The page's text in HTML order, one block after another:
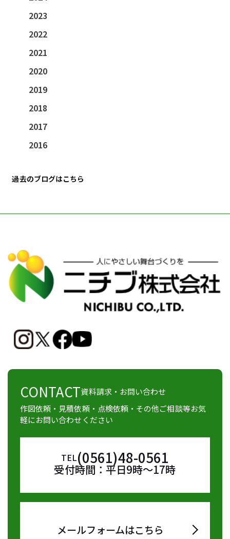
2023
2022
2021
2020
2019
2018
2017
2016
過去のブログはこちら
CONTACT資料請求・お問い合わせ
作図依頼・見積依頼・点検依頼・その他ご相談等お気
軽にお問い合わせください
TEL(0561)48-0561
受付時間：平日9時～17時
メールフォームはこちら